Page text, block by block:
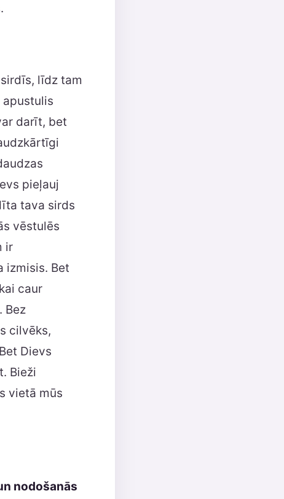
līdz tam
apustulis
darīt, bet
pieļauj
tava sirds
vēstulēs
ir
izmisis. Bet
caur
Bez
cilvēks,
Dievs
Bieži
vietā mūs
nodošanās